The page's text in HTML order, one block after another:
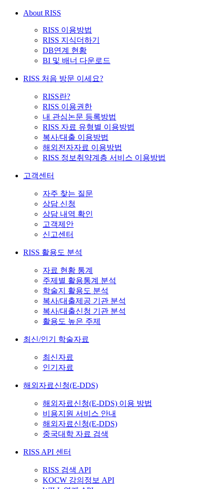
About RISS
RISS 이용방법
RISS 지식더하기
DB연계 현황
BI 및 배너 다운로드
RISS 처음 방문 이세요?
RISS란?
RISS 이용권한
내 관심논문 등록방법
RISS 자료 유형별 이용방법
복사/대출 이용방법
해외전자자료 이용방법
RISS 정보취약계층 서비스 이용방법
고객센터
자주 찾는 질문
상담 신청
상담 내역 확인
고객제안
신고센터
RISS 활용도 분석
자료 현황 통계
주제별 활용통계 분석
학술지 활용도 분석
복사/대출제공 기관 분석
복사/대출신청 기관 분석
활용도 높은 주제
최신/인기 학술자료
최신자료
인기자료
해외자료신청(E-DDS)
해외자료신청(E-DDS) 이용 방법
비용지원 서비스 안내
해외자료신청(E-DDS)
중국대학 자료 검색
RISS API 센터
RISS 검색 API
KOCW 강의정보 API